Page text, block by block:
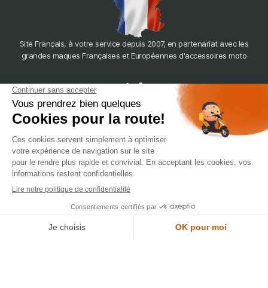
Site Français, à votre service depuis 2007, en partenariat avec les
grandes maques Françaises et Européennes d'accessoires moto
388 Av. Charles de Gaulle, 69200 Vénissieux
© 2007-2025 Silverstone Motor